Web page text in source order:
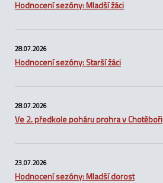
Hodnocení sezóny: Mladší žáci
28.07.2026
Hodnocení sezóny: Starší žáci
28.07.2026
Ve 2. předkole poháru prohra v Chotěboři
23.07.2026
Hodnocení sezóny: Mladší dorost